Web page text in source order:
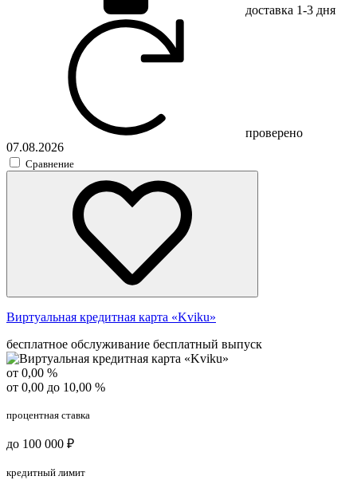
доставка 1-3 дня
проверено
07.08.2026
Сравнение
Виртуальная кредитная карта «Kviku»
бесплатное обслуживание бесплатный выпуск
от 0,00 %
от 0,00 до 10,00 %
процентная ставка
до 100 000 ₽
кредитный лимит